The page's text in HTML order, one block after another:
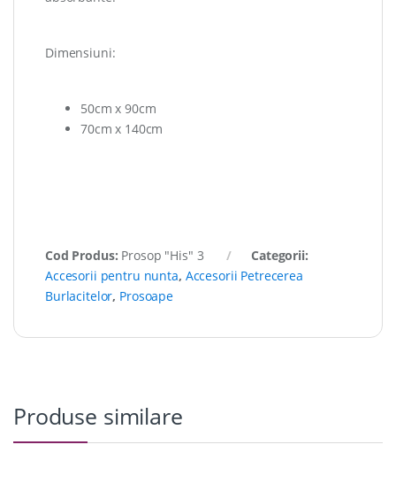
Dimensiuni:
50cm x 90cm
70cm x 140cm
Cod Produs: Prosop "His" 3
Categorii:
Accesorii pentru nunta, Accesorii Petrecerea
Burlacitelor, Prosoape
Produse similare